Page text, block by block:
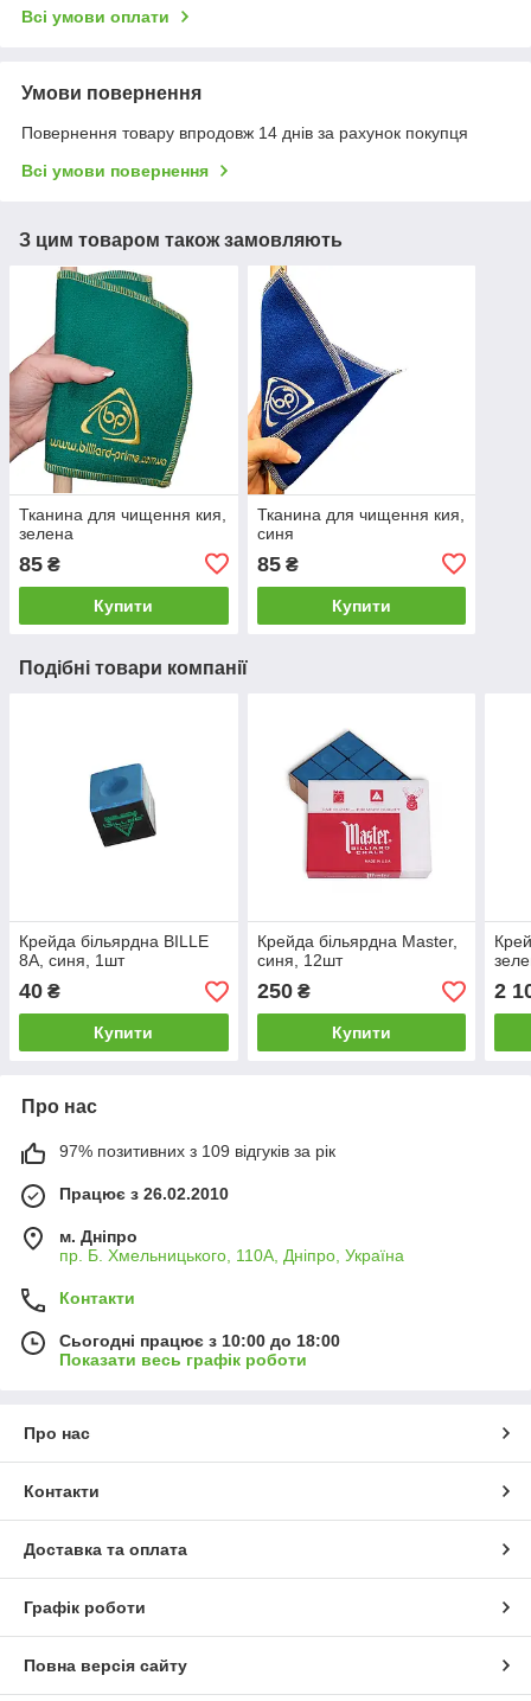
Всі умови оплати
Умови повернення
Повернення товару впродовж 14 днів за рахунок покупця
Всі умови повернення
З цим товаром також замовляють
Тканина для чищення кия,
зелена
85 ₴
Купити
Тканина для чищення кия,
синя
85₴
Купити
Подібні товари компанії
Крейда більярдна BILLE
8A, синя, 1шт
40 ₴
Купити
Крейда більярдна Master,
синя, 12шт
250₴
Купити
2
Про нас
97% позитивних з 109 відгуків за рік
Працює з 26.02.2010
м. Дніпро
пр. Б. Хмельницького, 110А, Дніпро, Україна
Контакти
Сьогодні працює з 10:00 до 18:00
Показати весь графік роботи
Про нас
Контакти
Доставка та оплата
Графік роботи
Повна версія сайту